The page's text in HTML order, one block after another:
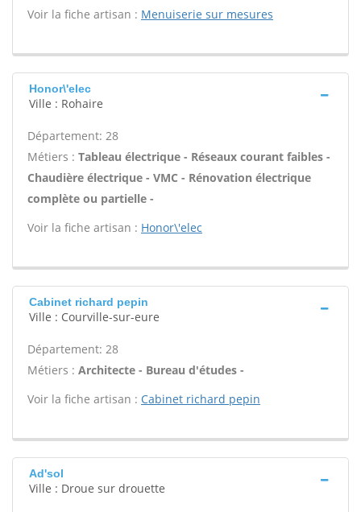
Voir la fiche artisan : Menuiserie sur mesures
Honor\'elec
Ville : Rohaire
Département: 28
Métiers : Tableau électrique - Réseaux courant faibles -
Chaudière électrique - VMC - Rénovation électrique
complète ou partielle -
Voir la fiche artisan : Honor\'elec
Cabinet richard pepin
Ville : Courville-sur-eure
Département: 28
Métiers : Architecte - Bureau d'études -
Voir la fiche artisan : Cabinet richard pepin
Ad'sol
Ville : Droue sur drouette